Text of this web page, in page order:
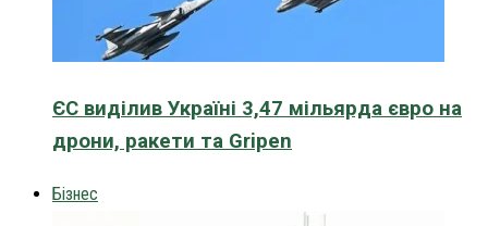
ЄС виділив Україні 3,47 мільярда євро на
дрони, ракети та Gripen
Бізнес